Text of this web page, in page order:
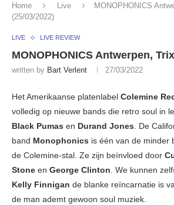
Home Live
MONOPHONICS
(25/03/2022)
LIVE LIVE REVIEW
MONOPHONICS Antwerpen,
written by Bart Verlent 27/03/2022
Het Amerikaanse platenlabel Colemine
volledig op nieuwe bands die retro soul in
Black Pumas en Durand Jones. De
band Monophonics is één van de minder
de Colemine-stal. Ze zijn beïnvloed door
Stone en George Clinton. We kunnen
Kelly Finnigan de blanke reïncarnatie is
de man ademt gewoon soul muziek.